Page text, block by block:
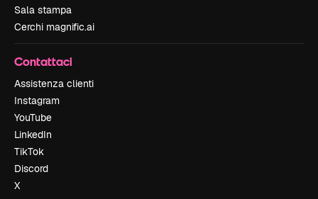
Sala stampa
Cerchi magnific.ai
Contattaci
Assistenza clienti
Instagram
YouTube
LinkedIn
TikTok
Discord
X